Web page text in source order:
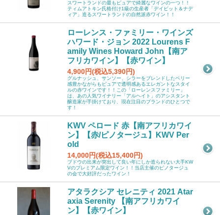
スワートランドの最もピュアで綺麗なワインの一つ！！
ティムアトキン氏格付け1級の生産者「デイビット＆ナデ
ィア」造るスワートランドの自然派赤ワイン！！
ローレンス・ファミリー・ワインズ
ハワード・ジョン 2022 Lourens F
amily Wines Howard John【南ア
フリカワイン】【赤ワイン】
4,900円(税込5,390円)
グルナッシュ、サンソー、シラーをブレンドしたベリー
感豊かながらもピュアで透明感あるエレガントなスタイ
ルの赤ワインです！！この「ローレンスファミリー」
は、あの人気ワイナリー「アルヘイト」のアシスタント
醸造家が手掛けており、現在注目のブランドのひとつで
す！
KWV ペロード 赤【南アフリカワイ
ン】【赤/ピノタージュ】KWV Per
old
14,000円(税込15,400円)
ブドウの出来が突出して良い年にしか造られない大手KW
Vのプレミアム限定ワイン！！当店主催のピノタージュ
の会で大好評だったワイン！
アタラクシア セレニティ 2021 Atar
axia Serenity 【南アフリカワイ
ン】【赤ワイン】